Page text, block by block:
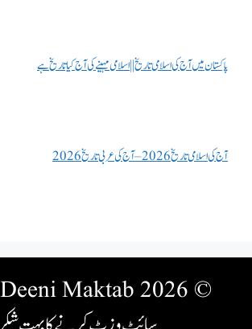
پاکستان میں آج کی اسلامی تاریخ || اسلامی مہینے کی آج کیا تاریخ ہے
آج کی اسلامی تاریخ 2026 – آج کی عربی تاریخ 2026
© 2026 Deeni Maktab